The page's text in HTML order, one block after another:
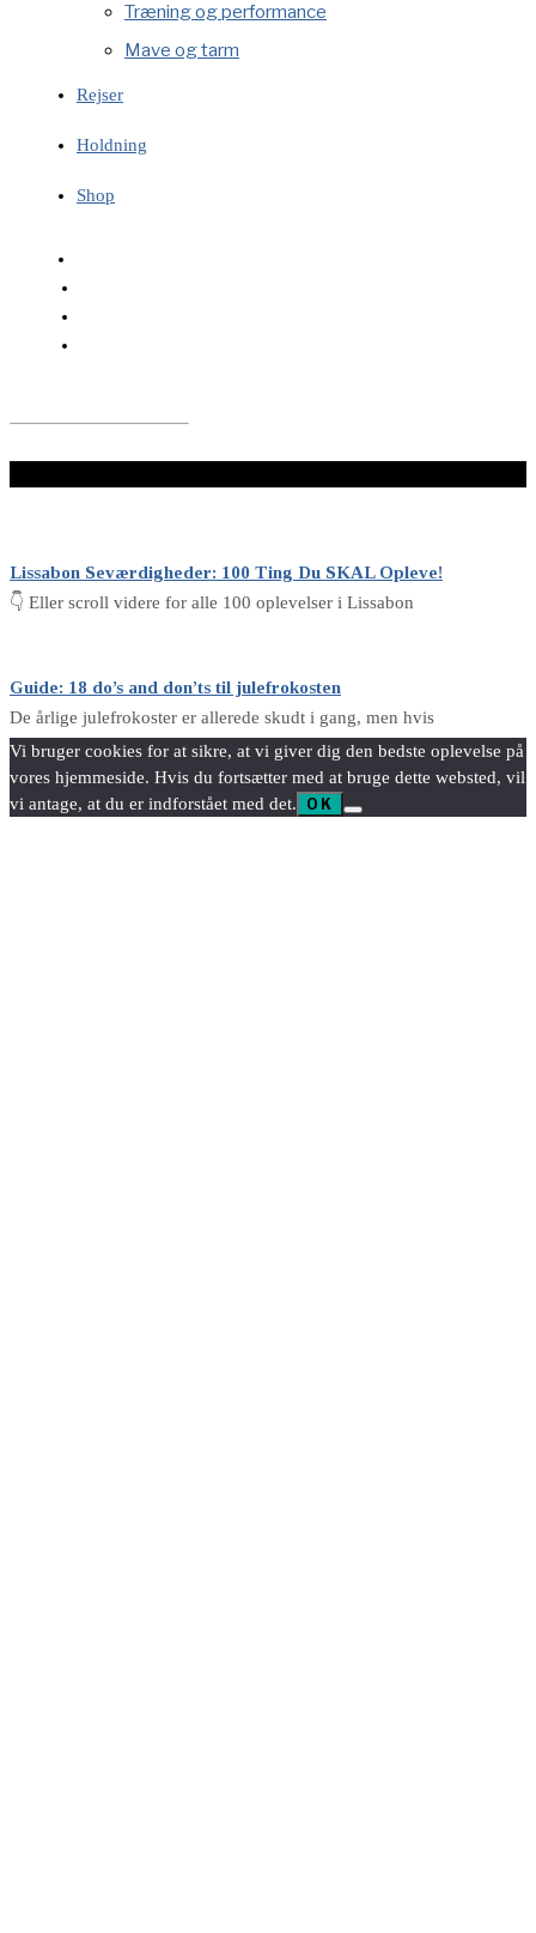
Træning og performance
Mave og tarm
Rejser
Holdning
Shop
Lissabon Seværdigheder: 100 Ting Du SKAL Opleve!
👇 Eller scroll videre for alle 100 oplevelser i Lissabon
Guide: 18 do’s and don’ts til julefrokosten
De årlige julefrokoster er allerede skudt i gang, men hvis
Vi bruger cookies for at sikre, at vi giver dig den bedste oplevelse på
vores hjemmeside. Hvis du fortsætter med at bruge dette websted, vil
vi antage, at du er indforstået med det.
OK